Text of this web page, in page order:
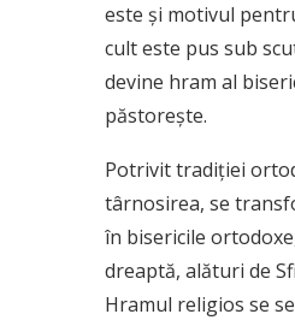
este și motivul
cult este pus sub
devine hram al
păstorește.
Potrivit tradiţiei
târnosirea, se
în bisericile
dreaptă, alături de
Hramul religios se